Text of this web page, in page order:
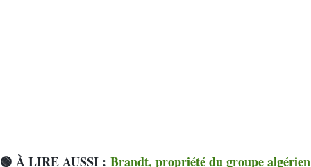
🟢 À LIRE AUSSI : Brandt, propriété du groupe algérien